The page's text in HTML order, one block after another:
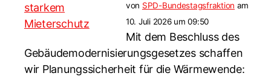
von SPD-Bundestagsfraktion am
10. Juli 2026 um 09:50
Mit dem Beschluss des
Gebäudemodernisierungsgesetzes schaffen
wir Planungssicherheit für die Wärmewende: